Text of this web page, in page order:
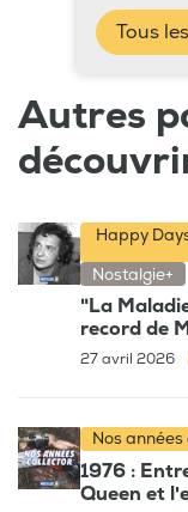
Tous
Autres
Happy
Nostalgie+
"La
record de
27 avril 2026
Nos
1976 :
Queen et